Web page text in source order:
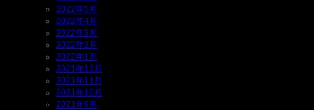
2022年5月
2022年4月
2022年3月
2022年2月
2022年1月
2021年12月
2021年11月
2021年10月
2021年9月